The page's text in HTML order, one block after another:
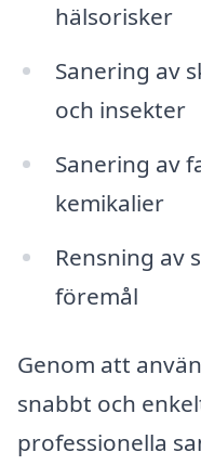
hälsorisker
Sanering av
och insekter
Sanering av
kemikalier
Rensning av
föremål
Genom att
snabbt och
professionella